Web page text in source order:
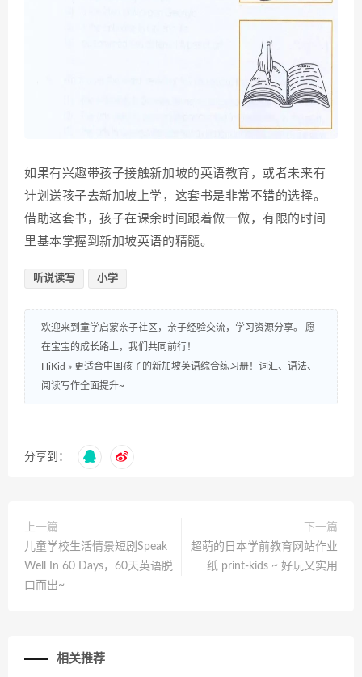
如果有兴趣带孩子接触新加坡的英语教育，或者未来有
计划送孩子去新加坡上学，这套书是非常不错的选择。
借助这套书，孩子在课余时间跟着做一做，有限的时间
里基本掌握到新加坡英语的精髓。
听说读写 小学
欢迎来到童学启蒙亲子社区，亲子经验交流，学习资源分享。 愿
在宝宝的成长路上，我们共同前行！
HiKid » 更适合中国孩子的新加坡英语综合练习册！词汇、语法、
阅读写作全面提升~
分享到：
上一篇
儿童学校生活情景短剧Speak
Well In 60 Days，60天英语脱
口而出~
下一篇
超萌的日本学前教育网站作业
纸 print-kids ~ 好玩又实用
相关推荐